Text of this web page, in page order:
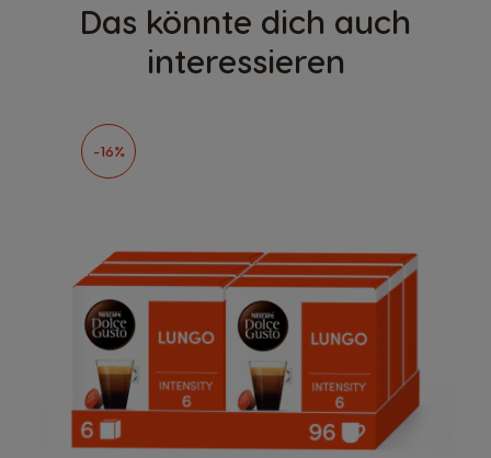
Das könnte dich auch
interessieren
-16%